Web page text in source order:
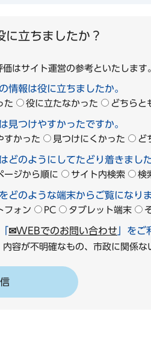
に立ちましたか？
はサイト運営の参考といたします
情報は役に立ちましたか。
た 役に立たなかった どちらと
見つけやすかったですか。
すかった 見つけにくかった ど
どのようにしてたどり着きました
ージから順に サイト内検索 検
どのような端末からご覧になりま
フォン PC タブレット端末
✉WEBでのお問い合わせ 」をご
内容が不明確なもの、市政に関